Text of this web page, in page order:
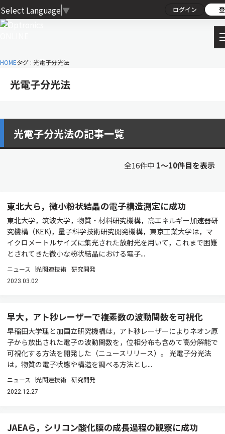
Select Language ▼ ログイン
HOMEタグ : 光電子分光法
光電子分光法
光電子分光法の記事一覧
全16件中 1〜10件目を表示
東北大ら，微小粉状結晶の電子構造測定に成功
東北大学，筑波大学，物質・材料研究機構，高エネルギー加速器研
究機構（KEK)，量子科学技術研究開発機構，東京工業大学は，マ
イクロメートルサイズに集光された放射光を用いて，これまで困難
とされてきた微小な粉状結晶における電子...
ニュース 光関連技術 研究開発
2023.03.02
早大，アト秒レーザーで複素数の波動関数を可視化
早稲田大学理と加国立研究機構は，アト秒レーザーによりネオン原
子から放出された電子の波動関数を，位相分布も含めて高分解能で
可視化する方法を開発した（ニュースリリース）。 光電子分光法
は，物質の電子状態や構造を調べる方法とし...
ニュース 光関連技術 研究開発
2022.12.27
JAEAら，シリコン酸化膜の成長過程の観察に成功